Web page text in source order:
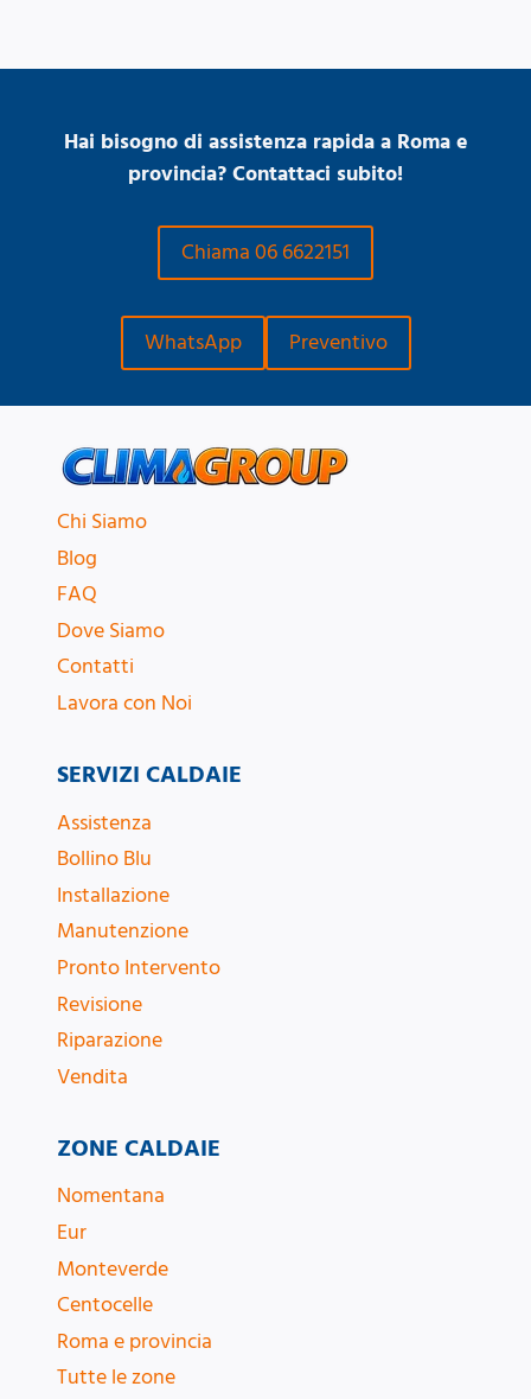
Hai bisogno di assistenza rapida a Roma e
provincia? Contattaci subito!
Chiama 06 6622151
WhatsApp Preventivo
Chi Siamo
Blog
FAQ
Dove Siamo
Contatti
Lavora con Noi
SERVIZI CALDAIE
Assistenza
Bollino Blu
Installazione
Manutenzione
Pronto Intervento
Revisione
Riparazione
Vendita
ZONE CALDAIE
Nomentana
Eur
Monteverde
Centocelle
Roma e provincia
Tutte le zone